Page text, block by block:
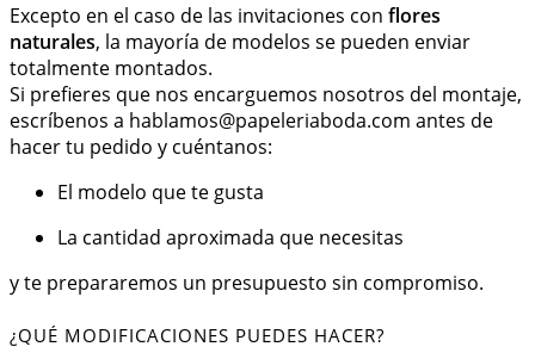
Excepto en el caso de las invitaciones con flores
naturales, la mayoría de modelos se pueden enviar
totalmente montados.
Si prefieres que nos encarguemos nosotros del montaje,
escríbenos a hablamos@papeleriaboda.com antes de
hacer tu pedido y cuéntanos:
El modelo que te gusta
La cantidad aproximada que necesitas
y te prepararemos un presupuesto sin compromiso.
¿QUÉ MODIFICACIONES PUEDES HACER?